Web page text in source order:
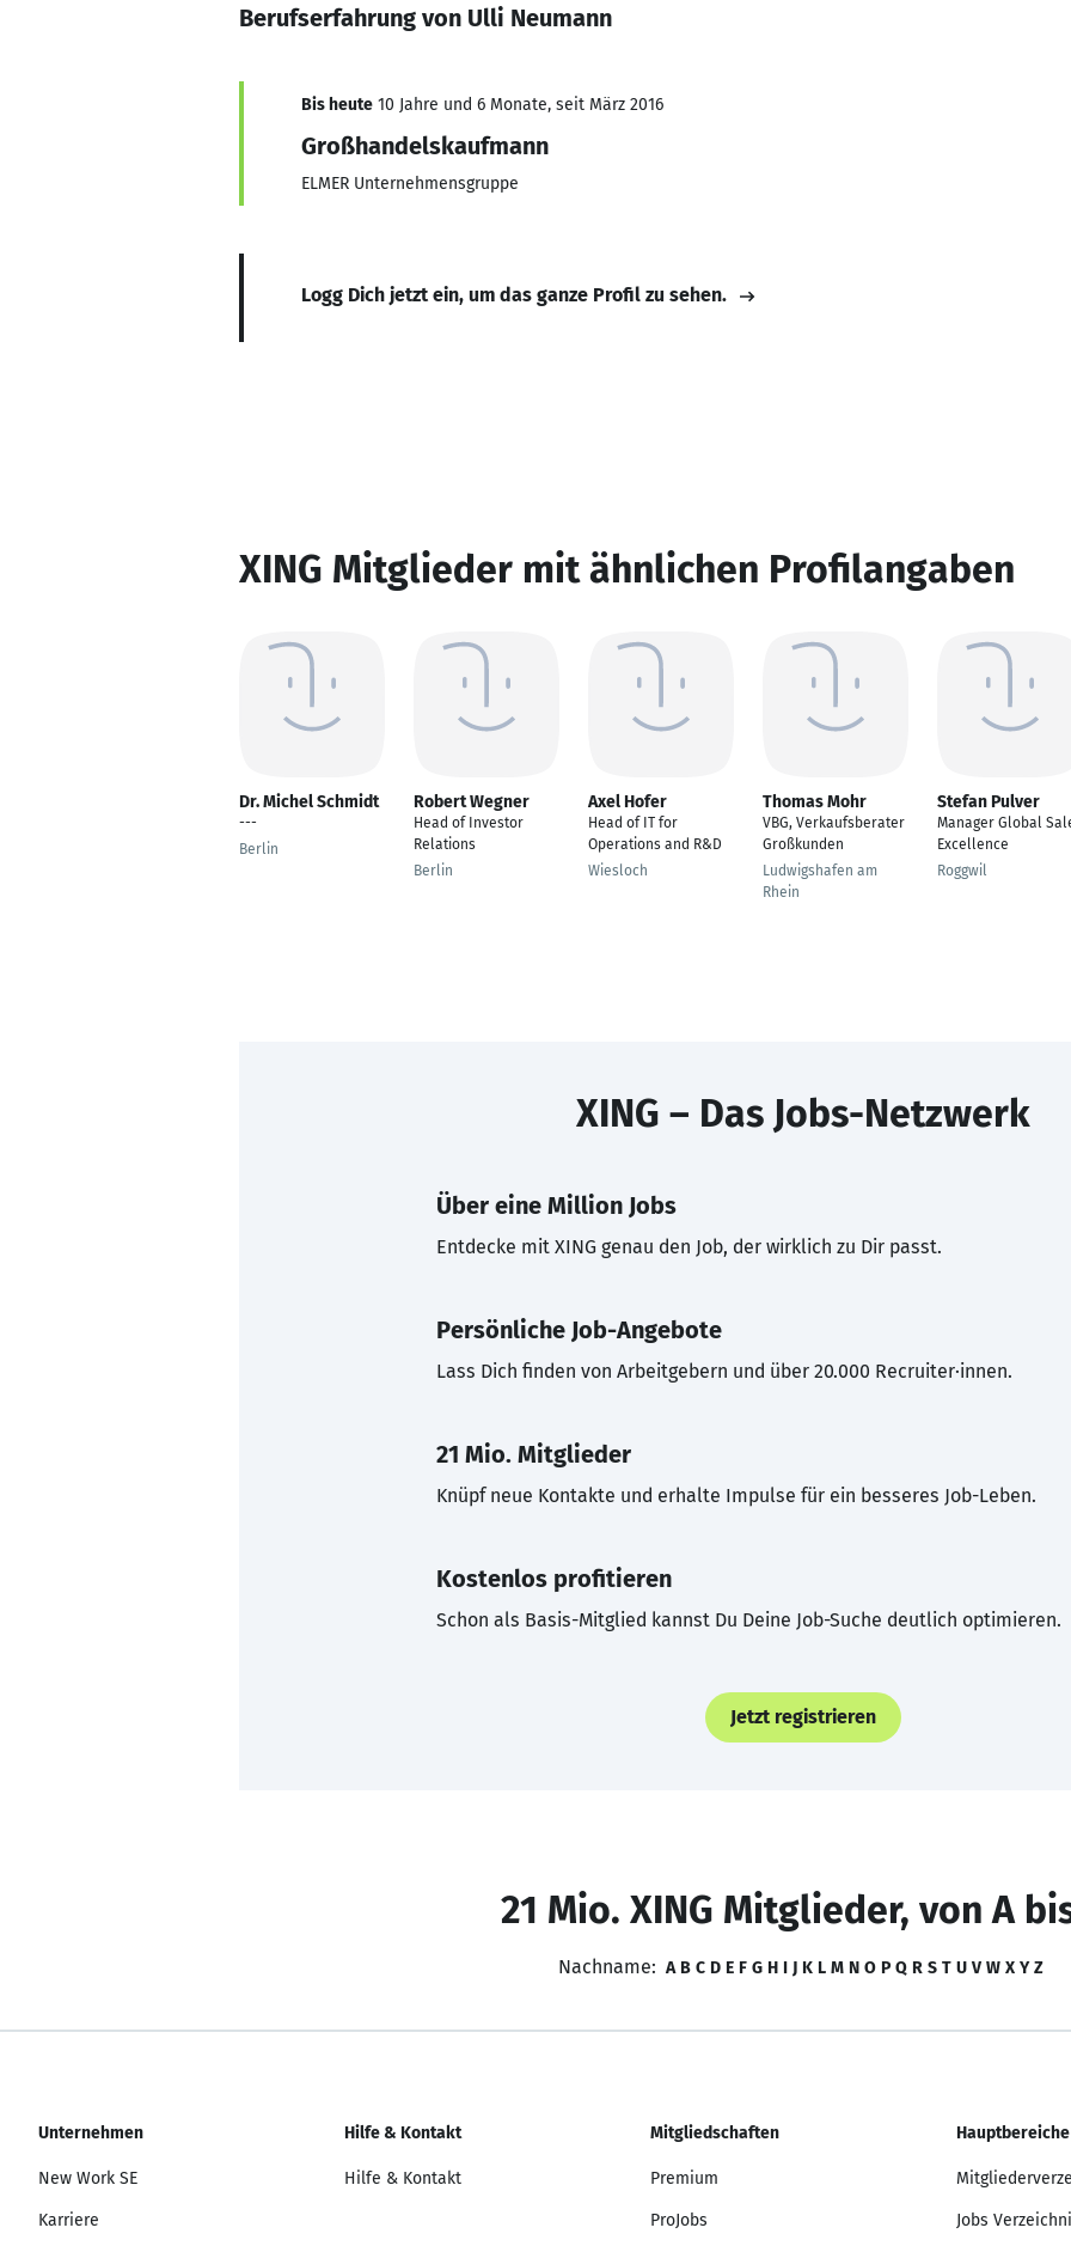
Berufserfahrung von Ulli Neumann
Bis heute 10 Jahre und 6 Monate, seit März 2016
Großhandelskaufmann
ELMER Unternehmensgruppe
Logg Dich jetzt ein, um das ganze Profil zu sehen.
XING Mitglieder mit ähnlichen Profilangaben
Dr. Michel Schmidt
---
Berlin
Robert Wegner
Head of Investor
Relations
Berlin
Axel Hofer
Head of IT for
Operations and R&D
Wiesloch
Thomas Mohr
VBG, Verkaufsberater
Großkunden
Ludwigshafen am
Rhein
Stefan Pulver
Manager Global
Excellence
Roggwil
XING – Das Jobs-Netzwerk
Über eine Million Jobs
Entdecke mit XING genau den Job, der wirklich zu Dir passt.
Persönliche Job-Angebote
Lass Dich finden von Arbeitgebern und über 20.000 Recruiter·innen.
21 Mio. Mitglieder
Knüpf neue Kontakte und erhalte Impulse für ein besseres Job-Leben.
Kostenlos profitieren
Schon als Basis-Mitglied kannst Du Deine Job-Suche deutlich optimieren.
Jetzt registrieren
21 Mio. XING Mitglieder, von A
Nachname: A B C D E F G H I J K L M N O P Q R S T U V W X Y Z
Unternehmen
New Work SE
Karriere
Hilfe & Kontakt
Hilfe & Kontakt
Mitgliedschaften
Premium
ProJobs
Hauptbereiche
Jobs